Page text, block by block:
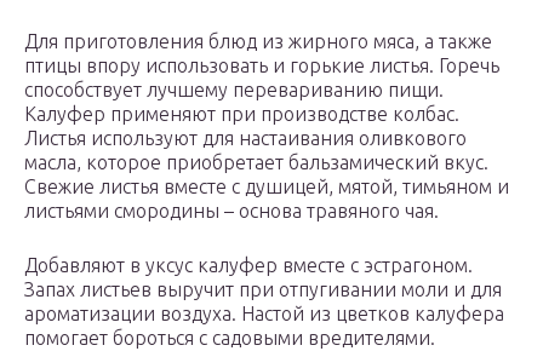
Для приготовления блюд из жирного мяса, а также
птицы впору использовать и горькие листья. Горечь
способствует лучшему перевариванию пищи.
Калуфер применяют при производстве колбас.
Листья используют для настаивания оливкового
масла, которое приобретает бальзамический вкус.
Свежие листья вместе с душицей, мятой, тимьяном и
листьями смородины – основа травяного чая.
Добавляют в уксус калуфер вместе с эстрагоном.
Запах листьев выручит при отпугивании моли и для
ароматизации воздуха. Настой из цветков калуфера
помогает бороться с садовыми вредителями.